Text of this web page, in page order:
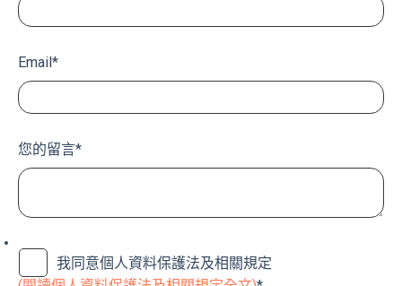
Email*
您的留言*
我同意個人資料保護法及相關規定